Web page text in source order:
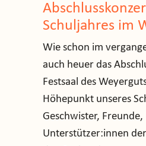
Schuljahres im
Wie schon im
auch heuer das
Festsaal des
Höhepunkt unseres
Geschwister,
Unterstützer:innen